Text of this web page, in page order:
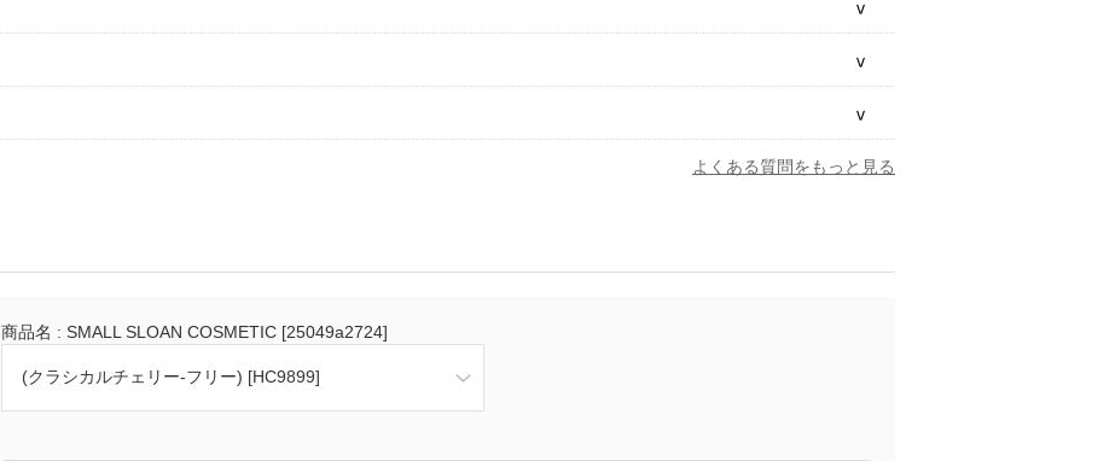
よくある質問をもっと見る
商品名 : SMALL SLOAN COSMETIC [25049a2724]